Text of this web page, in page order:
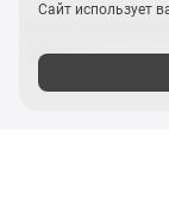
области
Сайт использует